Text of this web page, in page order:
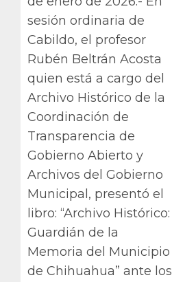
sesión ordinaria de
Cabildo, el profesor
Rubén Beltrán Acosta
quien está a cargo del
Archivo Histórico de la
Coordinación de
Transparencia de
Gobierno Abierto y
Archivos del Gobierno
Municipal, presentó el
libro: “Archivo Histórico:
Guardián de la
Memoria del Municipio
de Chihuahua” ante los